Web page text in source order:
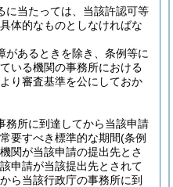
に当たっては、当該許認可等
体的なものとしなければな
があるときを除き、条例等に
いる機関の事務所における
り審査基準を公にしておか
務所に到達してから当該申請
要すべき標準的な期間(条例
関が当該申請の提出先とさ
申請が当該提出先とされて
ら当該行政庁の事務所に到